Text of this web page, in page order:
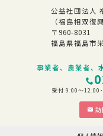
公益社団法人
（福島相双復
〒960-8031
福島県福島市
事業者、農業者、
受付 9:00～12:00